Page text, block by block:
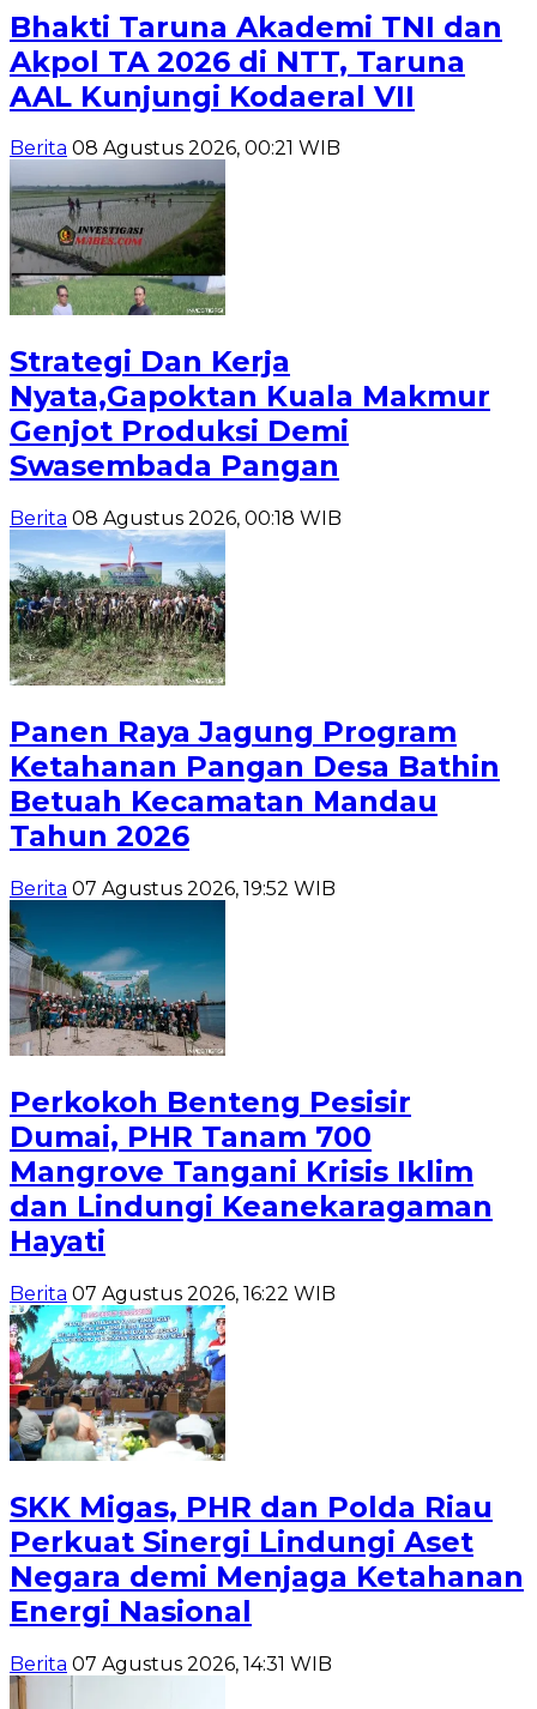
Bhakti Taruna Akademi TNI dan
Akpol TA 2026 di NTT, Taruna
AAL Kunjungi Kodaeral VII
Berita 08 Agustus 2026, 00:21 WIB
Strategi Dan Kerja
Nyata,Gapoktan Kuala Makmur
Genjot Produksi Demi
Swasembada Pangan
Berita 08 Agustus 2026, 00:18 WIB
Panen Raya Jagung Program
Ketahanan Pangan Desa Bathin
Betuah Kecamatan Mandau
Tahun 2026
Berita 07 Agustus 2026, 19:52 WIB
Perkokoh Benteng Pesisir
Dumai, PHR Tanam 700
Mangrove Tangani Krisis Iklim
dan Lindungi Keanekaragaman
Hayati
Berita 07 Agustus 2026, 16:22 WIB
SKK Migas, PHR dan Polda Riau
Perkuat Sinergi Lindungi Aset
Negara demi Menjaga Ketahanan
Energi Nasional
Berita 07 Agustus 2026, 14:31 WIB